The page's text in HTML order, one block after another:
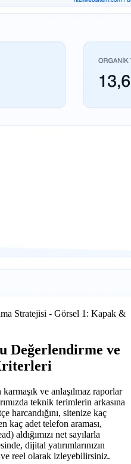
Stratejisi - Görsel 1: Kapak &
Değerlendirme ve
ve anlaşılmaz raporlar
teknik terimlerin arkasına
harcandığını, sitenize kaç
kaç adet telefon araması,
aldığımızı net sayılarla
dijital yatırımlarınızın
ve reel olarak izleyebilirsiniz.